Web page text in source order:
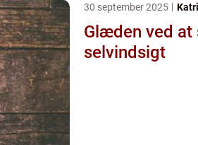
30 september 2025
Glæden ved
selvindsigt